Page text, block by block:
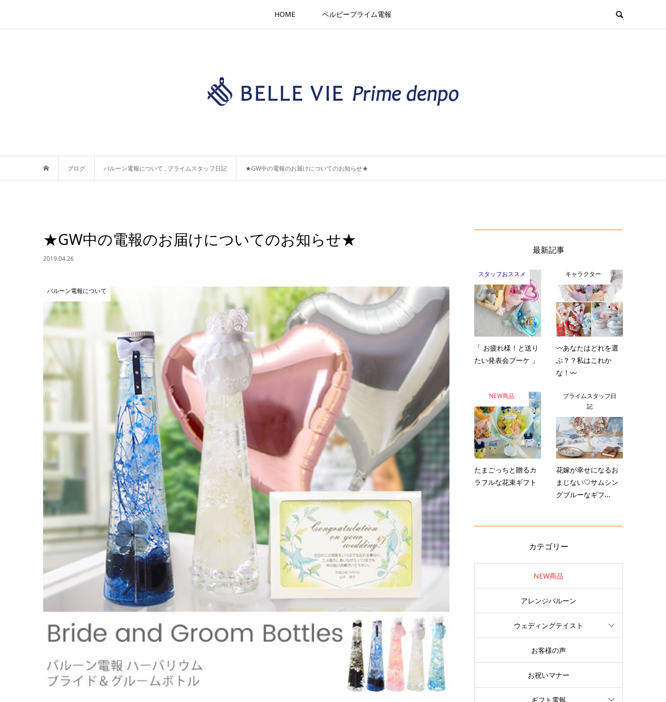
HOME ベルビープライム電報
ブログ バルーン電報について , プライムスタッフ日記 ★GW中の電報のお届けについてのお知らせ★
★GW中の電報のお届けについてのお知らせ★
2019.04.26
バルーン電報について
最新記事
スタッフおススメ
「 お疲れ様！と送り
たい発表会ブーケ 」
キャラクター
〰️あなたはどれを選
ぶ？？私はこれか
な！〰️
NEW商品
たまごっちと贈るカ
ラフルな花束ギフト
プライムスタッフ日
記
花嫁が幸せになるお
まじない♡サムシン
グブルーなギフ...
カテゴリー
NEW商品
アレンジバルーン
ウェディングテイスト
お客様の声
お祝いマナー
ギフト電報